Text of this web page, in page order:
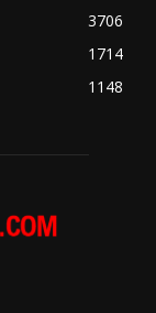
3706
1714
1148